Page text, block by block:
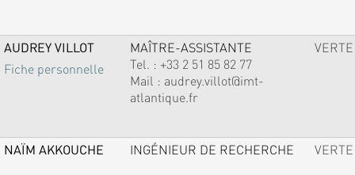
AUDREY VILLOT
Fiche personnelle
MAÎTRE-ASSISTANTE
Tel. : +33 2 51 85 82 77
Mail : audrey.villot@imt-
atlantique.fr
VERTE
NAÏM AKKOUCHE INGÉNIEUR DE RECHERCHE VERTE